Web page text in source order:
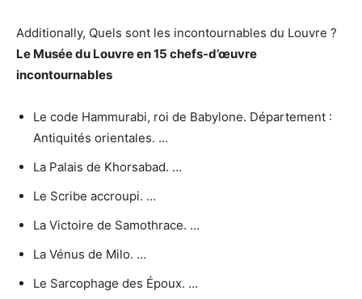
Additionally, Quels sont les incontournables du Louvre ?
Le Musée du Louvreen 15 chefs-d’œuvre
incontournables
Le code Hammurabi, roi de Babylone. Département :
Antiquités orientales. …
La Palais de Khorsabad. …
Le Scribe accroupi. …
La Victoire de Samothrace. …
La Vénus de Milo. …
Le Sarcophage des Époux. …